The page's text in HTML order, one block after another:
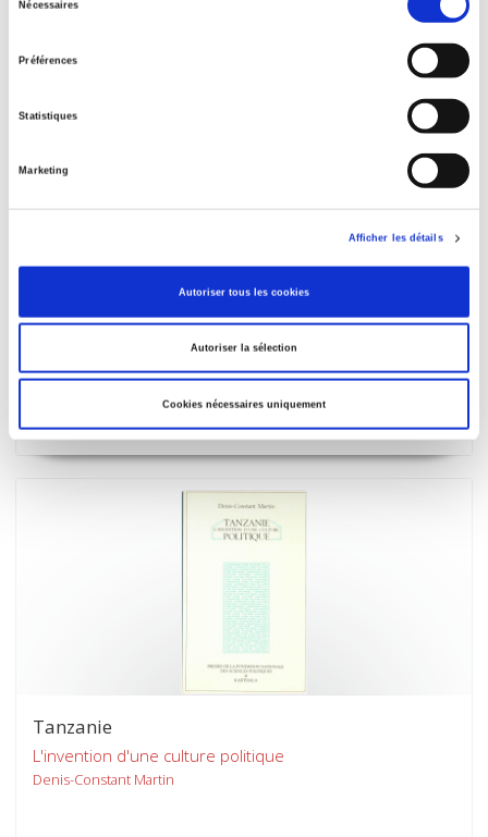
Nécessaires
Préférences
Statistiques
Marketing
Afficher les détails
Autoriser tous les cookies
Autoriser la sélection
Cookies nécessaires uniquement
Anne-Marie Duranton-Crabol
Tanzanie
L'invention d'une culture politique
Denis-Constant Martin